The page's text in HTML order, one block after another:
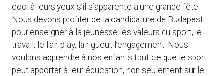
cool à leurs yeux s’il s’apparente à une grande fête.
Nous devons profiter de la candidature de Budapest
pour enseigner à la jeunesse les valeurs du sport, le
travail, le fair-play, la rigueur, l’engagement. Nous
voulons apprendre à nos enfants tout ce que le sport
peut apporter à leur éducation, non seulement sur le